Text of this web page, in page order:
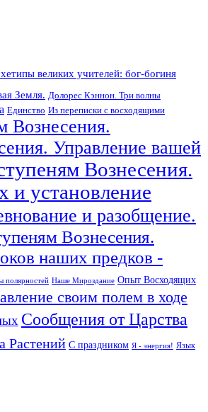
великих учителей: бог-богиня
Земля. Долорес Кэннон. Три волны
Единство Из переписки с восходящими
Вознесения.
Управление вашей
Вознесения.
и установление
и разобщение.
Вознесения.
наших предков -
полярностей Наше Мироздание Опыт Восходящих
своим полем в ходе
Сообщения от Царства
Растений С праздником Я - энергия! Язык